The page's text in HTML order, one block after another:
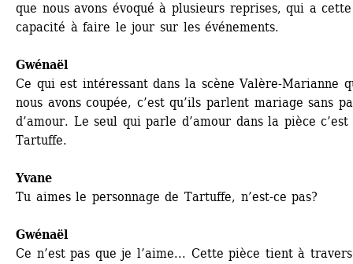
que nous avons évoqué à plusieurs reprises, qui a cette
capacité à faire le jour sur les événements.
Gwénaël
Ce qui est intéressant dans la scène Valère-Marianne
nous avons coupée, c’est qu’ils parlent mariage sans
d’amour. Le seul qui parle d’amour dans la pièce c’est
Tartuffe.
Yvane
Tu aimes le personnage de Tartuffe, n’est-ce pas?
Gwénaël
Ce n’est pas que je l’aime... Cette pièce tient à